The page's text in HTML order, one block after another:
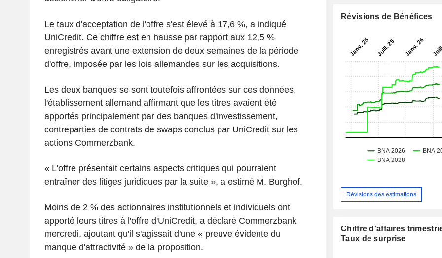
Le taux d'acceptation de l'offre s'est élevé à 17,6 %, a indiqué
UniCredit. Ce chiffre est en hausse par rapport aux 12,5 %
enregistrés avant une extension de deux semaines de la période
d'offre, imposée par les lois allemandes sur les acquisitions.
Les deux banques se sont toutefois affrontées sur ces données,
l'établissement allemand affirmant que les titres avaient été
apportés principalement par des banques d'investissement,
contreparties de contrats de swaps conclus par UniCredit sur les
actions Commerzbank.
« L'offre présentait certains aspects critiques qui pourraient
entraîner des litiges juridiques par la suite », a estimé M. Burghof.
Moins de 2 % des actionnaires institutionnels et individuels ont
apporté leurs titres à l'offre d'UniCredit, a déclaré Commerzbank
mercredi, ajoutant qu'il s'agissait d'une « preuve évidente du
manque d'attractivité » de la proposition.
Révisions de Bénéfices
Révisions des estimations
Chiffre d'affaires
Taux de surprise